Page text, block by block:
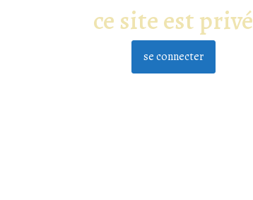
ce site est privé
se connecter